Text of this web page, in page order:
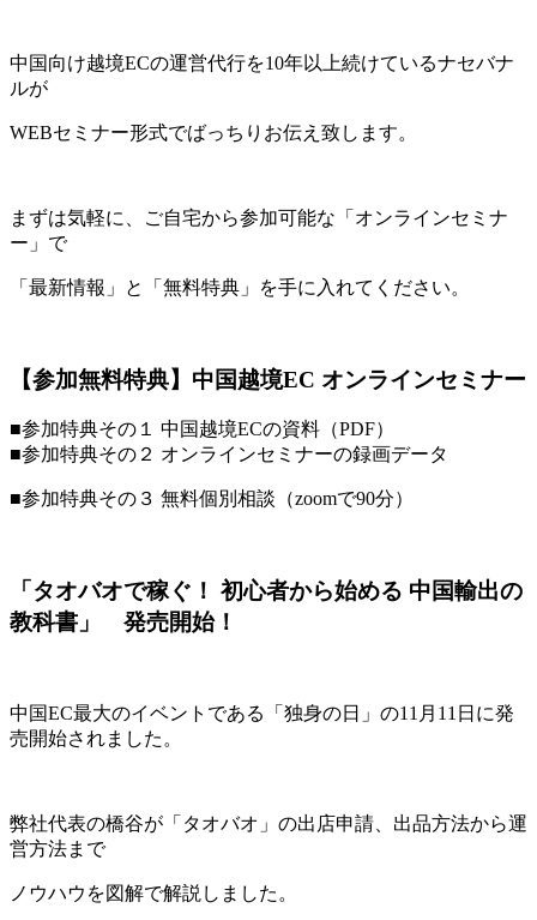
中国向け越境ECの運営代行を10年以上続けているナセバナ
ルが
WEBセミナー形式でばっちりお伝え致します。
まずは気軽に、ご自宅から参加可能な「オンラインセミナ
ー」で
「最新情報」と「無料特典」を手に入れてください。
【参加無料特典】中国越境EC オンラインセミナー
■参加特典その１ 中国越境ECの資料（PDF）
■参加特典その２ オンラインセミナーの録画データ
■参加特典その３ 無料個別相談（zoomで90分）
「タオバオで稼ぐ！ 初心者から始める 中国輸出の
教科書」 発売開始！
中国EC最大のイベントである「独身の日」の11月11日に発
売開始されました。
弊社代表の橋谷が「タオバオ」の出店申請、出品方法から運
営方法まで
ノウハウを図解で解説しました。